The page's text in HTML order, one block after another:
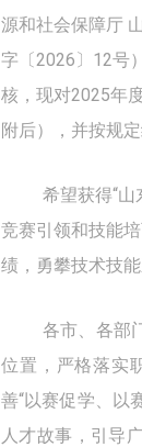
源和社会保障厅
字〔2026〕12号
核，现对2025年
附后），并按规
希望获得“山
竞赛引领和技能
绩，勇攀技术技
各市、各部
位置，严格落实
善“以赛促学、以
人才故事，引导